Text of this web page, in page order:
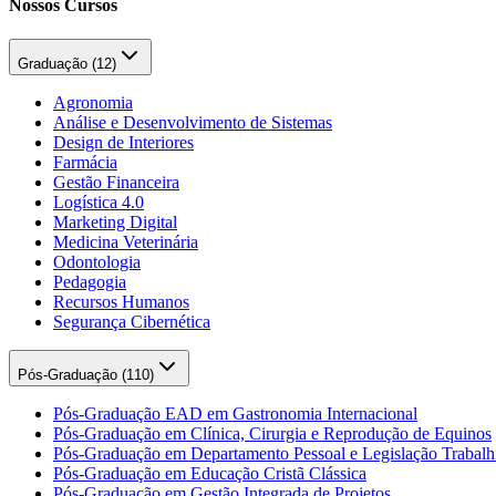
Nossos Cursos
Graduação (12)
Agronomia
Análise e Desenvolvimento de Sistemas
Design de Interiores
Farmácia
Gestão Financeira
Logística 4.0
Marketing Digital
Medicina Veterinária
Odontologia
Pedagogia
Recursos Humanos
Segurança Cibernética
Pós-Graduação (110)
Pós-Graduação EAD em Gastronomia Internacional
Pós-Graduação em Clínica, Cirurgia e Reprodução de Equinos
Pós-Graduação em Departamento Pessoal e Legislação
Pós-Graduação em Educação Cristã Clássica